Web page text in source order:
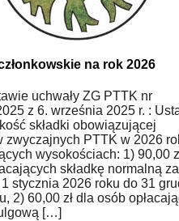
na rok 2026
uchwały ZG PTTK nr
z 6. września 2025 r. :
składki obowiązującej
zwyczajnych PTTK w 2026
wysokościach: 1) 90,00
składkę normalną za
stycznia 2026 roku do 31
2) 60,00 zł dla osób
[…]